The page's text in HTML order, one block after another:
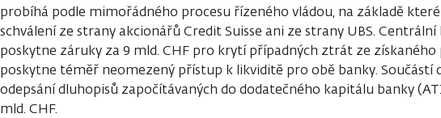
probíhá podle mimořádného procesu řízeného vládou, na základě
schválení ze strany akcionářů Credit Suisse ani ze strany UBS.
poskytne záruky za 9 mld. CHF pro krytí případných ztrát ze získaného
poskytne téměř neomezený přístup k likviditě pro obě banky. Součástí
odepsání dluhopisů započítávaných do dodatečného kapitálu banky
mld. CHF.